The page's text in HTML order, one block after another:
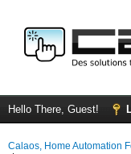
Hello There, Guest!
Calaos, Home Automation